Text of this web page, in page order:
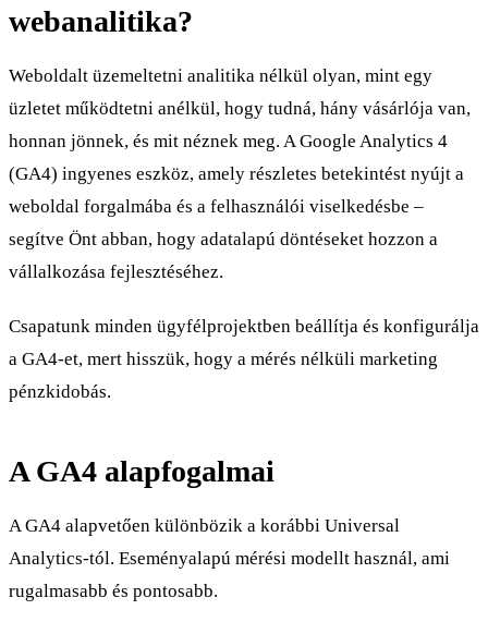
webanalitika?
Weboldalt üzemeltetni analitika nélkül olyan, mint egy
üzletet működtetni anélkül, hogy tudná, hány vásárlója van,
honnan jönnek, és mit néznek meg. A Google Analytics 4
(GA4) ingyenes eszköz, amely részletes betekintést nyújt a
weboldal forgalmába és a felhasználói viselkedésbe –
segítve Önt abban, hogy adatalapú döntéseket hozzon a
vállalkozása fejlesztéséhez.
Csapatunk minden ügyfélprojektben beállítja és konfigurálja
a GA4-et, mert hisszük, hogy a mérés nélküli marketing
pénzkidobás.
A GA4 alapfogalmai
A GA4 alapvetően különbözik a korábbi Universal
Analytics-tól. Eseményalapú mérési modellt használ, ami
rugalmasabb és pontosabb.